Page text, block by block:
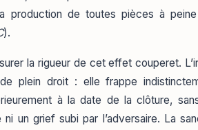
production de toutes pièces à peine
).
la rigueur de cet effet couperet.
plein droit : elle frappe
à la date de la clôture,
ni un grief subi par l’adversaire. La